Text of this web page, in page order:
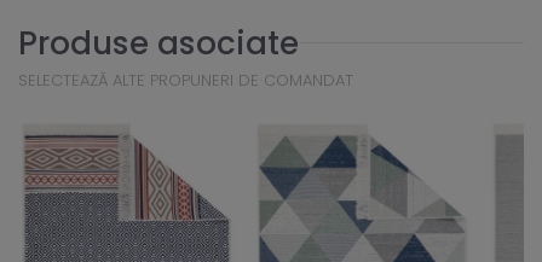
Produse asociate
SELECTEAZĂ ALTE PROPUNERI DE COMANDAT